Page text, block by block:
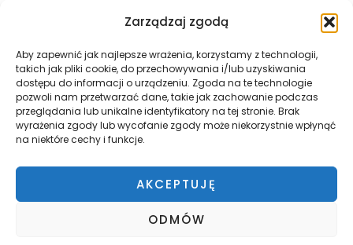
Zarządzaj zgodą
Aby zapewnić jak najlepsze wrażenia, korzystamy z technologii,
takich jak pliki cookie, do przechowywania i/lub uzyskiwania
dostępu do informacji o urządzeniu. Zgoda na te technologie
pozwoli nam przetwarzać dane, takie jak zachowanie podczas
przeglądania lub unikalne identyfikatory na tej stronie. Brak
wyrażenia zgody lub wycofanie zgody może niekorzystnie wpłynąć
na niektóre cechy i funkcje.
AKCEPTUJĘ
ODMÓW
Misja
Współpraca
Polityka Prywatności
Płatnosci i wysyłka